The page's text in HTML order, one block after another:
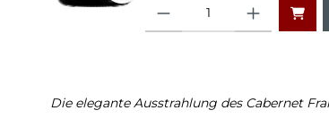
Die elegante Ausstrahlung des Cabernet